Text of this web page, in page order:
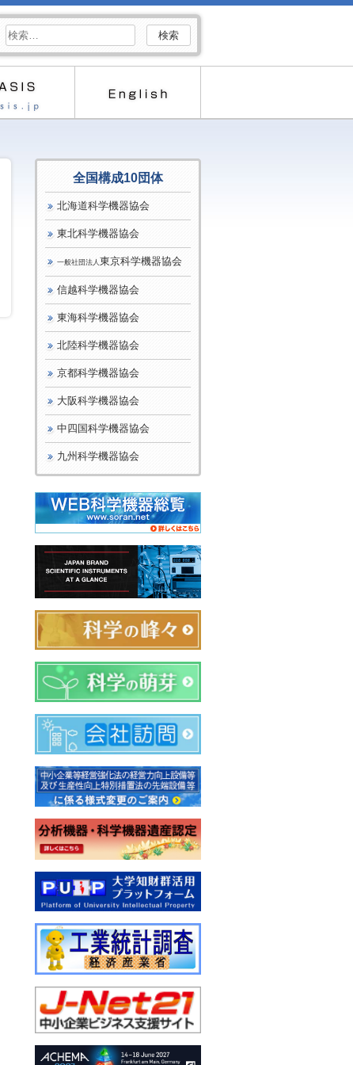
索:
全国構成10団体
北海道科学機器協会
東北科学機器協会
一般社団法人 東京科学機器協会
信越科学機器協会
東海科学機器協会
北陸科学機器協会
京都科学機器協会
大阪科学機器協会
中四国科学機器協会
九州科学機器協会